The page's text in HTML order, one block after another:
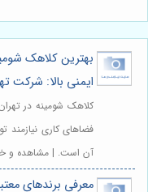
بهترین کلاهک
ایمنی بالا: شرکت
کلاهک شومینه در
فضاهای کاری نیازمند
آن است. | مشاهده و
معرفی برندهای